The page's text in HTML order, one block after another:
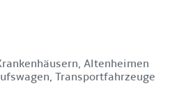
Altenheimen
Transportfahrzeuge